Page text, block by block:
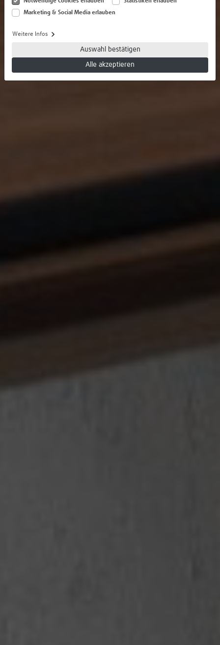
Marketing & Social Media erlauben
Weitere Infos
Auswahl bestätigen
Alle akzeptieren